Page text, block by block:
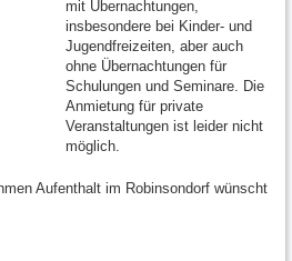
mit Übernachtungen,
insbesondere bei Kinder- und
Jugendfreizeiten, aber auch
ohne Übernachtungen für
Schulungen und Seminare. Die
Anmietung für private
Veranstaltungen ist leider nicht
möglich.
Aufenthalt im Robinsondorf wünscht